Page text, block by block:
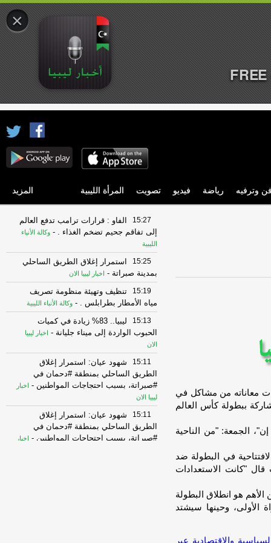
وترفيه رياضة فيديو تصويت المرأة الليبية المزيد
معاناته من مشاكل في
ببطولة كأس العالم
بي إن"، الجمعة: "من الناحية
في البطولة ضد
قال "كانت الاستعدادات
هو انطلاق البطولة
الأولى، وحينها سيشتد
والإقتصادية عبر
15:27
الفاو : قرارات ترامب تدفع العالم
إلى تفاقم جحيم تضخم الغذاء . - وكالة الأنباء
الليبية
15:25
استمرار إغلاق الطريق الساحلي
بمدينة صبراتة - اخبار ليبيا الان
15:19
تنظيف وتهيئة منظومة تصريف
مياه الأمطار بطرابلس . - وكالة الأنباء الليبية
15:13
ليبيا.. 83% زيادة في كميات
الحبوب الواردة إلى ميناء جليانة -
اخبار ليبيا
الان
15:11
شهود عيان: استمرار إغلاق
الطريق الساحلي بمنطقة #دحمان في
#صبراتة، بسبب احتجاجات المواطنين -
اخبار
ليبيا الان
15:11
شهود عيان: استمرار إغلاق
الطريق الساحلي بمنطقة #دحمان في
#صبراتة، بسبب احتجاجات المواطنين -
اخبار
×